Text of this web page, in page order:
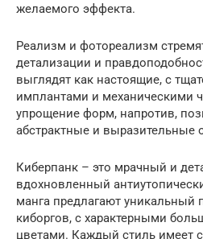
желаемого эффекта.
Реализм и фотореализм
детализации и
выглядят как настоящие, с
имплантами и механическими
упрощение форм, напротив,
абстрактные и выразительные
Киберпанк – это мрачный и
вдохновленный
манга предлагают уникальный
киборгов, с характерными
цветами. Каждый стиль имеет